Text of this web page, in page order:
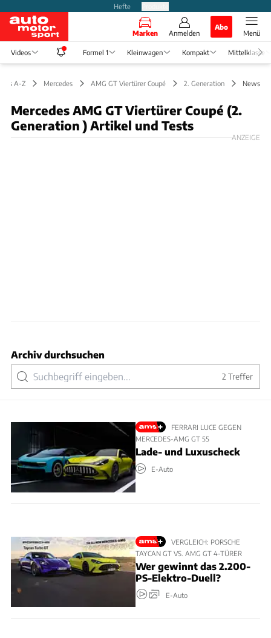
Hefte
Marken Anmelden
Abo
Menü
Videos Formel 1 Kleinwagen Kompakt Mittelklasse
A-Z Mercedes AMG GT Viertürer Coupé 2. Generation News
Mercedes AMG GT Viertürer Coupé (2.
Generation ) Artikel und Tests
ANZEIGE
Archiv durchsuchen
2 Treffer
FERRARI LUCE GEGEN
MERCEDES-AMG GT 55
Lade- und Luxuscheck
E-Auto
VERGLEICH: PORSCHE
TAYCAN GT VS. AMG GT 4-TÜRER
Wer gewinnt das 2.200-
PS-Elektro-Duell?
E-Auto